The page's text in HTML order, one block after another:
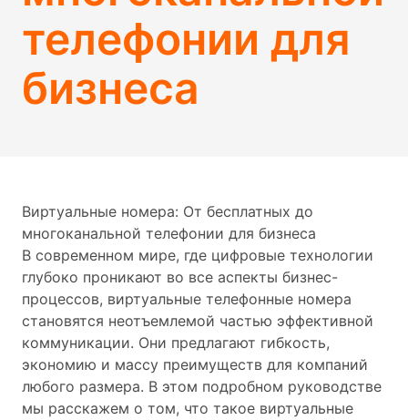
телефонии для
бизнеса
Виртуальные номера: От бесплатных до
многоканальной телефонии для бизнеса
В современном мире, где цифровые технологии
глубоко проникают во все аспекты бизнес-
процессов, виртуальные телефонные номера
становятся неотъемлемой частью эффективной
коммуникации. Они предлагают гибкость,
экономию и массу преимуществ для компаний
любого размера. В этом подробном руководстве
мы расскажем о том, что такое виртуальные